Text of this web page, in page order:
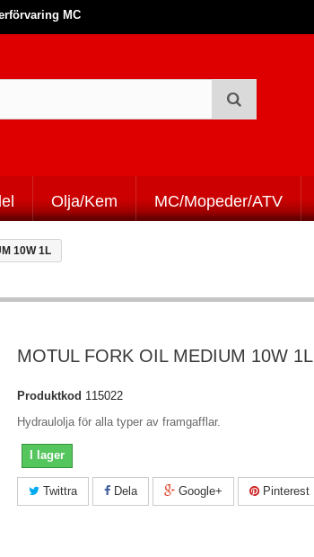
MC
Olja/Kem MC/Mopeder/ATV
10W 1L
MOTUL FORK OIL MEDIUM 10W 1L
Produktkod 115022
Hydraulolja för alla typer av framgafflar.
I lager
Twittra Dela Google+ Pinterest